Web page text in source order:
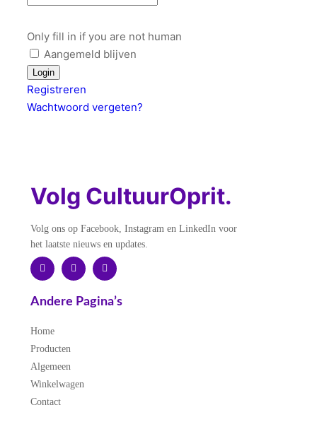
Only fill in if you are not human
Aangemeld blijven
Registreren
Wachtwoord vergeten?
Volg CultuurOprit.
Volg ons op Facebook, Instagram en LinkedIn voor
het laatste nieuws en updates.
Andere Pagina’s
Home
Producten
Algemeen
Winkelwagen
Contact